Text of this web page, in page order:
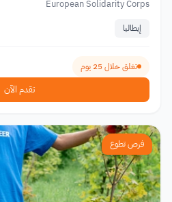
European Solidarity Corps
إيطاليا
تغلق خلال 25 يوم
تقدم الآن
فرص تطوع